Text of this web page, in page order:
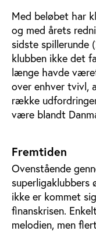
Med beløbet har
og med årets
sidste spillerunde
klubben ikke det
længe havde
over enhver tvivl,
række
være blandt
Fremtiden
Ovenstående
superligaklubbers
ikke er kommet
finanskrisen.
melodien, men